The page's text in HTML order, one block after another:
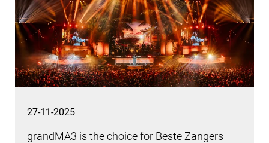
27-11-2025
grandMA3 is the choice for Beste Zangers